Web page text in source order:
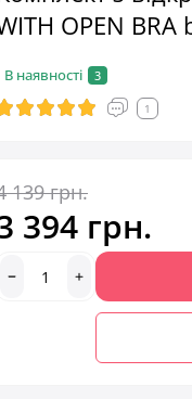
OPEN BRA
В наявності 3
1
139 грн.
394 грн.